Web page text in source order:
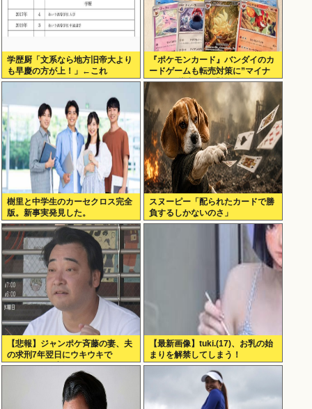
学歴厨「文系なら地方旧帝大より
も早慶の方が上！」←これ
『ポケモンカード』バンダイのカ
ードゲームも転売対策に”マイナ
ンバー”導入開始「効果テキメ
ン」
樹里と中学生のカーセクロス完全
版。新事実発見した。
スヌーピー「配られたカードで勝
負するしかないのさ」
【悲報】ジャンポケ斉藤の妻、夫
の求刑7年翌日にウキウキで
Instagram更新
【最新画像】tuki.(17)、お乳の始
まりを解禁してしまう！